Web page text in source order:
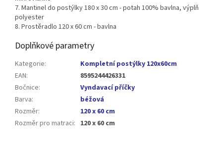
7. Mantinel do postýlky 180 x 30 cm - potah 100% bavlna, výplň
polyester
8. Prostěradlo 120 x 60 cm - bavlna
Doplňkové parametry
Kategorie:
Kompletní postýlky 120x60cm
EAN:
8595244426331
Bočnice:
Vyndavací příčky
Barva:
béžová
Rozměr:
120 x 60 cm
Rozměr pro matraci: 120 x 60 cm